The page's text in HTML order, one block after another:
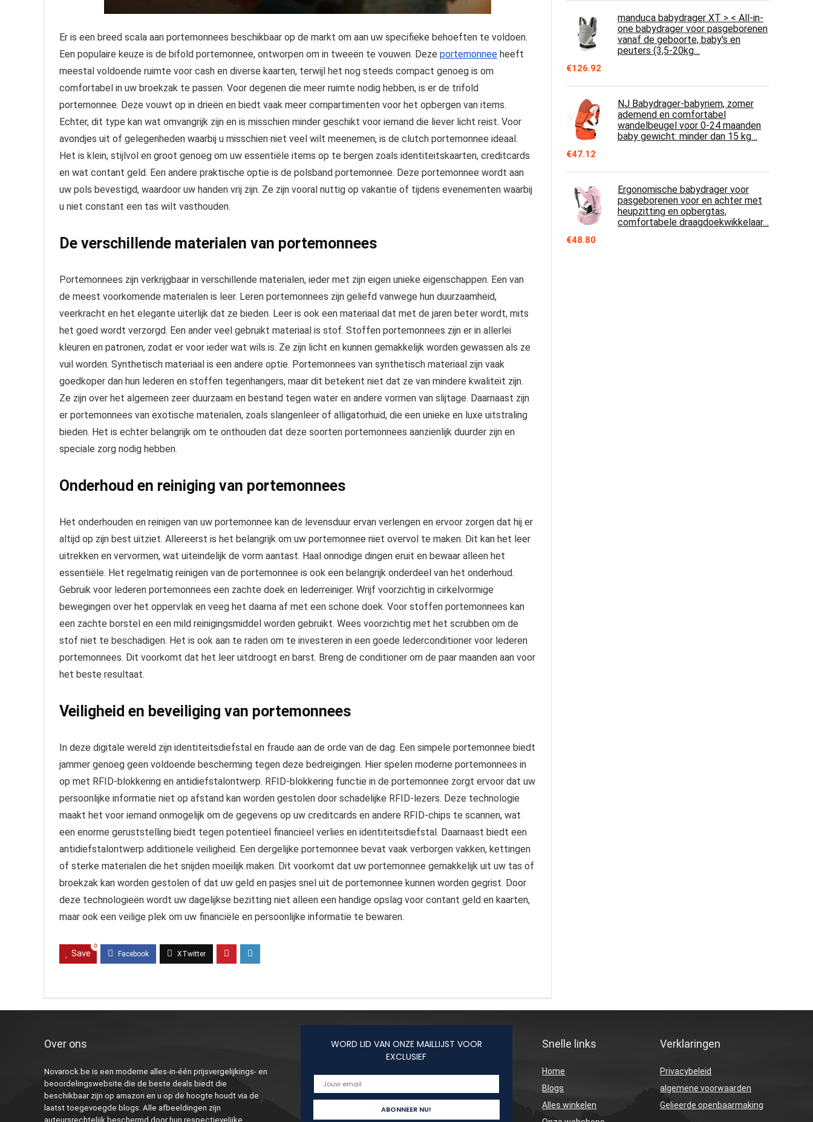
Er is een breed scala aan portemonnees beschikbaar op de markt om aan uw specifieke behoeften te voldoen.
Een populaire keuze is de bifold portemonnee, ontworpen om in tweeën te vouwen. Deze portemonnee heeft
meestal voldoende ruimte voor cash en diverse kaarten, terwijl het nog steeds compact genoeg is om
comfortabel in uw broekzak te passen. Voor degenen die meer ruimte nodig hebben, is er de trifold
portemonnee. Deze vouwt op in drieën en biedt vaak meer compartimenten voor het opbergen van items.
Echter, dit type kan wat omvangrijk zijn en is misschien minder geschikt voor iemand die liever licht reist. Voor
avondjes uit of gelegenheden waarbij u misschien niet veel wilt meenemen, is de clutch portemonnee ideaal.
Het is klein, stijlvol en groot genoeg om uw essentiële items op te bergen zoals identiteitskaarten, creditcards
en wat contant geld. Een andere praktische optie is de polsband portemonnee. Deze portemonnee wordt aan
uw pols bevestigd, waardoor uw handen vrij zijn. Ze zijn vooral nuttig op vakantie of tijdens evenementen waarbij
u niet constant een tas wilt vasthouden.
De verschillende materialen van portemonnees
Portemonnees zijn verkrijgbaar in verschillende materialen, ieder met zijn eigen unieke eigenschappen. Een van
de meest voorkomende materialen is leer. Leren portemonnees zijn geliefd vanwege hun duurzaamheid,
veerkracht en het elegante uiterlijk dat ze bieden. Leer is ook een materiaal dat met de jaren beter wordt, mits
het goed wordt verzorgd. Een ander veel gebruikt materiaal is stof. Stoffen portemonnees zijn er in allerlei
kleuren en patronen, zodat er voor ieder wat wils is. Ze zijn licht en kunnen gemakkelijk worden gewassen als ze
vuil worden. Synthetisch materiaal is een andere optie. Portemonnees van synthetisch materiaal zijn vaak
goedkoper dan hun lederen en stoffen tegenhangers, maar dit betekent niet dat ze van mindere kwaliteit zijn.
Ze zijn over het algemeen zeer duurzaam en bestand tegen water en andere vormen van slijtage. Daarnaast zijn
er portemonnees van exotische materialen, zoals slangenleer of alligatorhuid, die een unieke en luxe uitstraling
bieden. Het is echter belangrijk om te onthouden dat deze soorten portemonnees aanzienlijk duurder zijn en
speciale zorg nodig hebben.
Onderhoud en reiniging van portemonnees
Het onderhouden en reinigen van uw portemonnee kan de levensduur ervan verlengen en ervoor zorgen dat hij er
altijd op zijn best uitziet. Allereerst is het belangrijk om uw portemonnee niet overvol te maken. Dit kan het leer
uitrekken en vervormen, wat uiteindelijk de vorm aantast. Haal onnodige dingen eruit en bewaar alleen het
essentiële. Het regelmatig reinigen van de portemonnee is ook een belangrijk onderdeel van het onderhoud.
Gebruik voor lederen portemonnees een zachte doek en lederreiniger. Wrijf voorzichtig in cirkelvormige
bewegingen over het oppervlak en veeg het daarna af met een schone doek. Voor stoffen portemonnees kan
een zachte borstel en een mild reinigingsmiddel worden gebruikt. Wees voorzichtig met het scrubben om de
stof niet te beschadigen. Het is ook aan te raden om te investeren in een goede lederconditioner voor lederen
portemonnees. Dit voorkomt dat het leer uitdroogt en barst. Breng de conditioner om de paar maanden aan voor
het beste resultaat.
Veiligheid en beveiliging van portemonnees
In deze digitale wereld zijn identiteitsdiefstal en fraude aan de orde van de dag. Een simpele portemonnee biedt
jammer genoeg geen voldoende bescherming tegen deze bedreigingen. Hier spelen moderne portemonnees in
op met RFID-blokkering en antidiefstalontwerp. RFID-blokkering functie in de portemonnee zorgt ervoor dat uw
persoonlijke informatie niet op afstand kan worden gestolen door schadelijke RFID-lezers. Deze technologie
maakt het voor iemand onmogelijk om de gegevens op uw creditcards en andere RFID-chips te scannen, wat
een enorme geruststelling biedt tegen potentieel financieel verlies en identiteitsdiefstal. Daarnaast biedt een
antidiefstalontwerp additionele veiligheid. Een dergelijke portemonnee bevat vaak verborgen vakken, kettingen
of sterke materialen die het snijden moeilijk maken. Dit voorkomt dat uw portemonnee gemakkelijk uit uw tas of
broekzak kan worden gestolen of dat uw geld en pasjes snel uit de portemonnee kunnen worden gegrist. Door
deze technologieën wordt uw dagelijkse bezitting niet alleen een handige opslag voor contant geld en kaarten,
maar ook een veilige plek om uw financiële en persoonlijke informatie te bewaren.
Save
0
manduca babydrager XT > < All-in-
one babydrager voor pasgeborenen
vanaf de geboorte, baby's en
peuters (3,5-20kg…
€126.92
NJ Babydrager-babyriem, zomer
ademend en comfortabel
wandelbeugel voor 0-24 maanden
baby gewicht: minder dan 15 kg…
€47.12
Ergonomische babydrager voor
pasgeborenen voor en achter met
heupzitting en opbergtas,
comfortabele draagdoekwikkelaar…
€48.80
Over ons
Novarock.be is een moderne alles-in-één prijsvergelijkings- en
beoordelingswebsite die de beste deals biedt die
beschikbaar zijn op amazon en u op de hoogte houdt via de
laatst toegevoegde blogs. Alle afbeeldingen zijn
auteursrechtelijk beschermd door hun respectievelijke
WORD LID VAN ONZE MAILLIJST VOOR
EXCLUSIEF
Snelle links
Home
Blogs
Alles winkelen
Verklaringen
Privacybeleid
algemene voorwaarden
Gelieerde openbaarmaking